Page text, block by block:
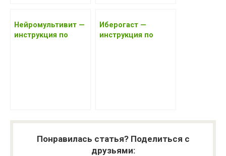
Нейромультивит —
инструкция по
Иберогаст —
инструкция по
Понравилась статья? Поделиться с
друзьями: